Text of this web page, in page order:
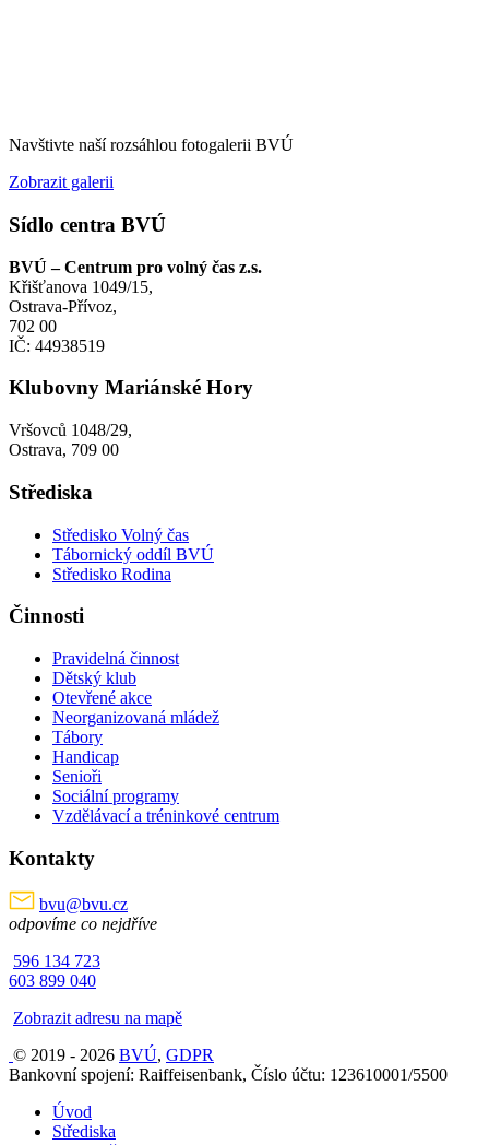
Navštivte naší rozsáhlou fotogalerii BVÚ
Zobrazit galerii
Sídlo centra BVÚ
BVÚ – Centrum pro volný čas z.s.
Křišťanova 1049/15,
Ostrava-Přívoz,
702 00
IČ: 44938519
Klubovny Mariánské Hory
Vršovců 1048/29,
Ostrava, 709 00
Střediska
Středisko Volný čas
Tábornický oddíl BVÚ
Středisko Rodina
Činnosti
Pravidelná činnost
Dětský klub
Otevřené akce
Neorganizovaná mládež
Tábory
Handicap
Senioři
Sociální programy
Vzdělávací a tréninkové centrum
Kontakty
bvu@bvu.cz
odpovíme co nejdříve
596 134 723
603 899 040
Zobrazit adresu na mapě
© 2019 - 2026 BVÚ, GDPR
Bankovní spojení: Raiffeisenbank, Číslo účtu: 123610001/5500
Úvod
Střediska